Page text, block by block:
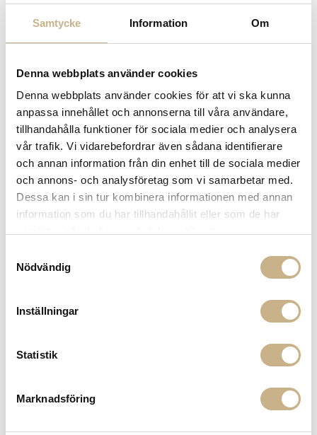
Samtycke Information Om
Denna webbplats använder cookies
Denna webbplats använder cookies för att vi ska kunna
anpassa innehållet och annonserna till våra användare,
tillhandahålla funktioner för sociala medier och analysera
vår trafik. Vi vidarebefordrar även sådana identifierare
och annan information från din enhet till de sociala medier
och annons- och analysföretag som vi samarbetar med.
Dessa kan i sin tur kombinera informationen med annan
information som du har tillhandahållit eller som de har
Nödvändig
Inställningar
Statistik
Marknadsföring
Stock status: Special Order Item
nyhetsbrev
Fri frakt på mindra varor vid köp över 1000:-
900:- i frakt vid köp av större möbler
Hämta i butik
FRÅGA OSS OM PRODUKTEN
DESCRIPTION